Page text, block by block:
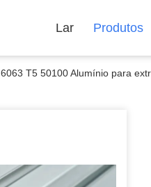
Lar Produtos
6063 T5 50100 Alumínio para